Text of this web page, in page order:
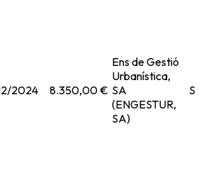
2024 8.350,00 €
Ens de Gestió
Urbanística,
SA
(ENGESTUR,
SA)